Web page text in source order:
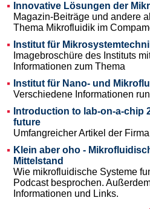
Innovative Lösungen der
Magazin-Beiträge und andere
Thema Mikrofluidik im
Institut für
Imagebroschüre des Instituts
Informationen zum Thema
Institut für Nano- und
Verschiedene Informationen
Introduction to lab-on-a-chip
future
Umfangreicher Artikel der
Klein aber oho -
Mittelstand
Wie mikrofluidische Systeme
Podcast besprochen.
Informationen und Links.